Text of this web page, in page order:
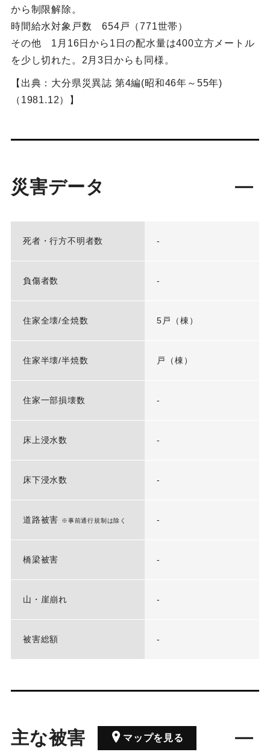
から制限解除。
時間給水対象戸数 654戸（771世帯）
その他 1月16日から1日の配水量は400立方メートル
を少し切れた。2月3日からも同様。
【出典：大分県災異誌 第4編(昭和46年～55年)
（1981.12）】
災害データ
死者・行方不明者数 -
負傷者数 -
住家全壊/全焼数 5戸（棟）
住家半壊/半焼数 戸（棟）
住家一部損壊数 -
床上浸水数 -
床下浸水数 -
道路被害 ※事前通行規制は除く -
橋梁被害 -
山・崖崩れ -
被害総額 -
主な被害 マップを見る